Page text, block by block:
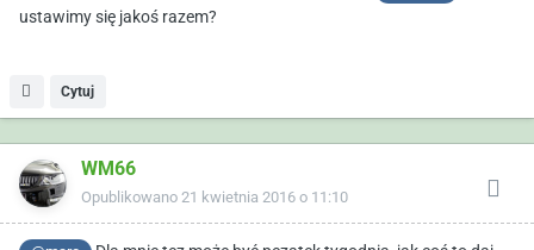
ustawimy się jakoś razem?
Cytuj
WM66
Opublikowano 21 kwietnia 2016 o 11:10